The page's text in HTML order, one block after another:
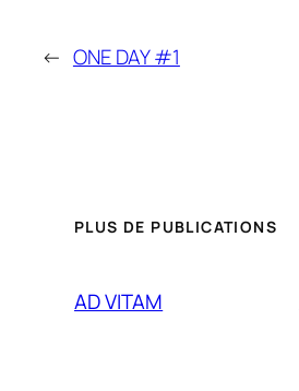
← ONE DAY #1
PLUS DE PUBLICATIONS
AD VITAM